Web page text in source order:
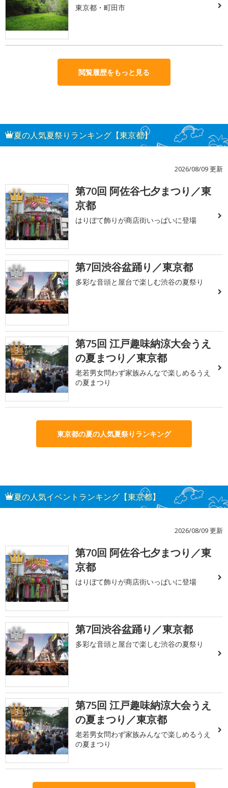
東京都・町田市
閲覧履歴をもっと見る
夏の人気夏祭りランキング【東京都】
2026/08/09 更新
1
第70回 阿佐谷七夕まつり／東
京都
はりぼて飾りが商店街いっぱいに登場
2 第7回渋谷盆踊り／東京都
多彩な音頭と屋台で楽しむ渋谷の夏祭り
3
第75回 江戸趣味納涼大会うえ
の夏まつり／東京都
老若男女問わず家族みんなで楽しめるうえ
の夏まつり
東京都の夏の人気夏祭りランキング
夏の人気イベントランキング【東京都】
2026/08/09 更新
1
第70回 阿佐谷七夕まつり／東
京都
はりぼて飾りが商店街いっぱいに登場
2 第7回渋谷盆踊り／東京都
多彩な音頭と屋台で楽しむ渋谷の夏祭り
3
第75回 江戸趣味納涼大会うえ
の夏まつり／東京都
老若男女問わず家族みんなで楽しめるうえ
の夏まつり